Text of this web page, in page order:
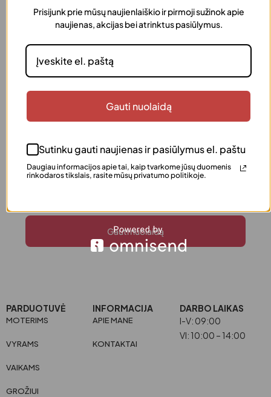
info@justinka.lt
Gaukite -5% pirmajam apsipirkimui
pasiūlymus.
Gauti nuolaidą
PARDUOTUVĖ
MOTERIMS
VYRAMS
VAIKAMS
GROŽIUI
INFORMACIJA
APIE MANE
KONTAKTAI
DARBO LAIKAS
I-V: 09:00
VI: 10:00 – 14:00
Prisijunk prie mūsų naujienlaiškio ir pirmoji sužinok apie
naujienas, akcijas bei atrinktus pasiūlymus.
Gauti nuolaidą
Sutinku gauti naujienas ir pasiūlymus el. paštu
Daugiau informacijos apie tai, kaip tvarkome jūsų duomenis
rinkodaros tikslais, rasite mūsų privatumo politikoje.